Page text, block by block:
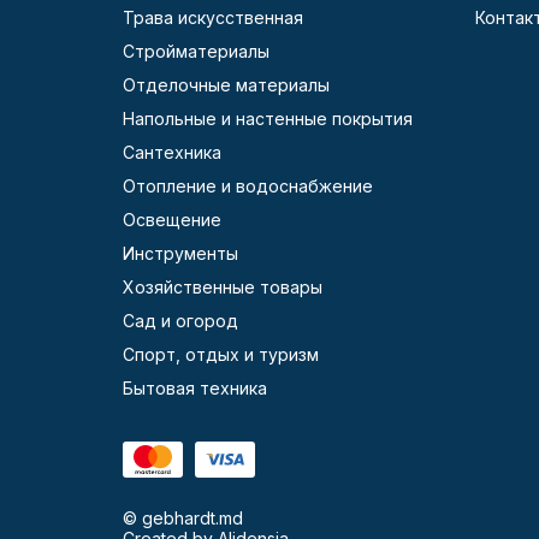
Трава искусственная
Стройматериалы
Отделочные материалы
Напольные и настенные покрытия
Сантехника
Отопление и водоснабжение
Освещение
Инструменты
Хозяйственные товары
Сад и огород
Спорт, отдых и туризм
Бытовая техника
© gebhardt.md